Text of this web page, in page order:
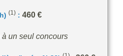
(1) : 460 €
un seul concours